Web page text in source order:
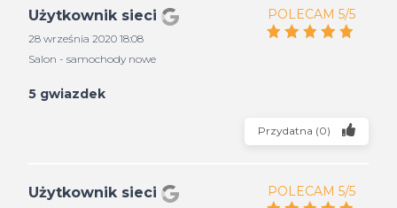
Użytkownik sieci
28 września 2020 18:08
Salon - samochody nowe
POLECAM 5/5
5 gwiazdek
Przydatna (0)
Użytkownik sieci POLECAM 5/5